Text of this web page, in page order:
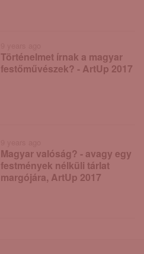
Történelmet írnak a magyar
festőművészek? - ArtUp 2017
Magyar valóság? - avagy egy
festmények nélküli tárlat
margójára, ArtUp 2017